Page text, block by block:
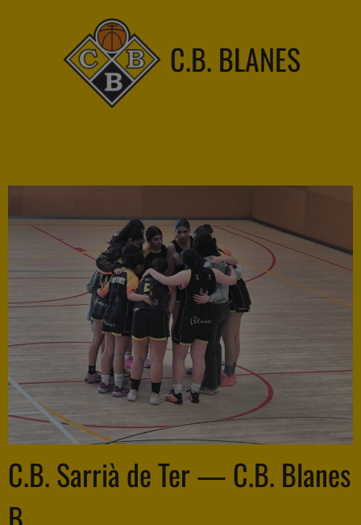
C.B. BLANES
C.B. Sarrià de Ter — C.B. Blanes